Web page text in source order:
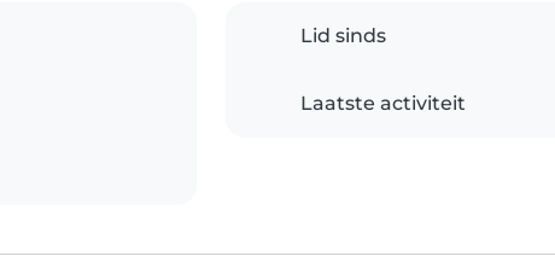
Lid sinds
Laatste activiteit